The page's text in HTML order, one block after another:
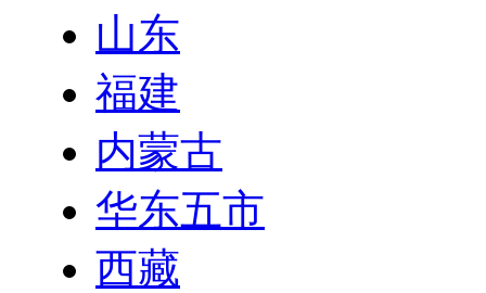
山东
福建
内蒙古
华东五市
西藏